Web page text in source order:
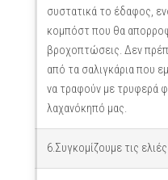
συστατικά το έδαφος,
κομπόστ που θα
βροχοπτώσεις. Δεν
από τα σαλιγκάρια που
να τραφούν με τρυφερά
λαχανόκηπό μας.
6.Συγκομίζουμε τις